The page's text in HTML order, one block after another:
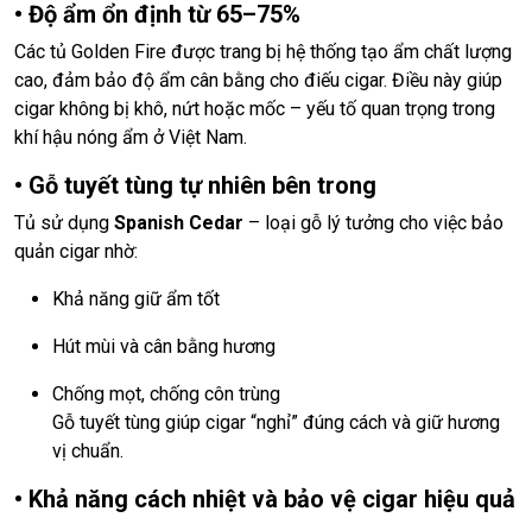
• Độ ẩm ổn định từ 65–75%
Các tủ Golden Fire được trang bị hệ thống tạo ẩm chất lượng
cao, đảm bảo độ ẩm cân bằng cho điếu cigar. Điều này giúp
cigar không bị khô, nứt hoặc mốc – yếu tố quan trọng trong
khí hậu nóng ẩm ở Việt Nam.
• Gỗ tuyết tùng tự nhiên bên trong
Tủ sử dụng Spanish Cedar – loại gỗ lý tưởng cho việc bảo
quản cigar nhờ:
Khả năng giữ ẩm tốt
Hút mùi và cân bằng hương
Chống mọt, chống côn trùng
Gỗ tuyết tùng giúp cigar “nghỉ” đúng cách và giữ hương
vị chuẩn.
• Khả năng cách nhiệt và bảo vệ cigar hiệu quả